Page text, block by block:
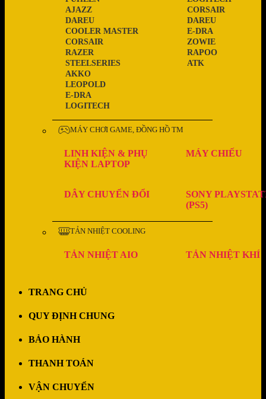
LOGITECH
E-DRA
LEOPOLD
AKKO
STEELSERIES
RAZER
CORSAIR
COOLER MASTER
DAREU
AJAZZ
ATK
RAPOO
ZOWIE
E-DRA
DAREU
CORSAIR
MÁY CHƠI GAME, ĐỒNG HỒ TM
LINH KIỆN & PHỤ
KIỆN LAPTOP
MÁY CHIẾU
DÂY CHUYỂN ĐỔI
SONY
(PS5)
TẢN NHIỆT COOLING
TẢN NHIỆT AIO TẢN NHIỆT KHÍ
TRANG CHỦ
QUY ĐỊNH CHUNG
BẢO HÀNH
THANH TOÁN
VẬN CHUYỂN